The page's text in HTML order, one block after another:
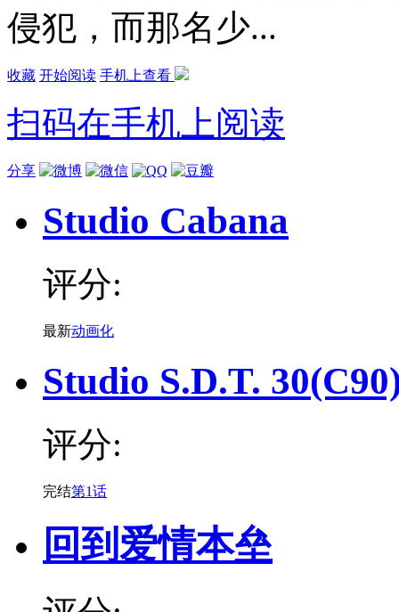
侵犯，而那名少...
收藏 开始阅读 手机上查看
扫码在手机上阅读
分享
Studio Cabana
评分:
最新动画化
Studio S.D.T.
评分:
完结第1话
回到爱情本垒